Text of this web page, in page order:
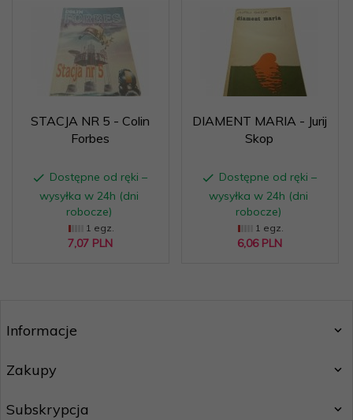
STACJA NR 5 - Colin
Forbes
Dostępne od ręki –
wysyłka w 24h (dni
robocze)
1 egz.
7,07 PLN
DIAMENT MARIA - Jurij
Skop
Dostępne od ręki –
wysyłka w 24h (dni
robocze)
1 egz.
6,06 PLN
Informacje
Zakupy
Subskrypcja